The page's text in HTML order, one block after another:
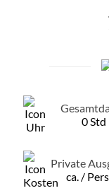
0 Std
Private
ca. /